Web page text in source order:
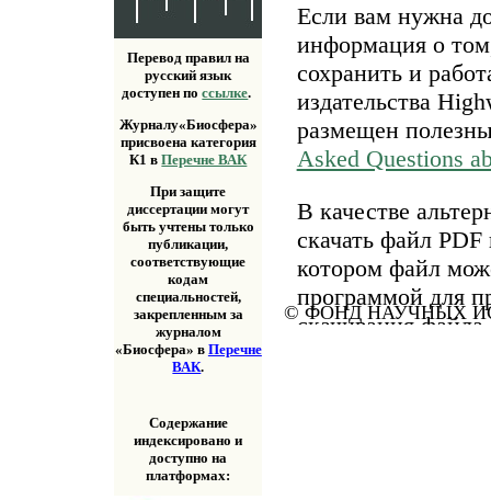
Перевод правил на
русский язык
доступен поссылке.
Журналу«Биосфера»
присвоена категория
К1 вПеречне ВАК
При защите
диссертации могут
быть учтены только
публикации,
соответствующие
кодам
специальностей,
закрепленным за
журналом
«Биосфера» в Перечне
ВАК.
Содержание
индексировано и
доступно на
платформах:
Если вам нужна
информация о
сохранить и
издательства
размещен
Asked Questions
В качестве
скачать файл
котором файл
программой для
скачивания
© ФОНД НАУЧНЫХ